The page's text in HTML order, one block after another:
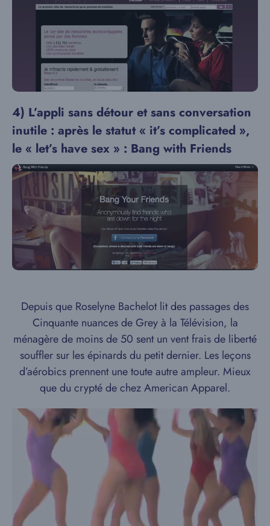
4) L’appli sans détour et sans conversation
inutile : après le statut « it’s complicated »,
le « let’s have sex » : Bang with Friends
Depuis que Roselyne Bachelot lit des passages des
Cinquante nuances de Grey à la Télévision, la
ménagère de moins de 50 sent un vent frais de liberté
souffler sur les épinards du petit dernier. Les leçons
d’aérobics prennent une toute autre ampleur. Mieux
que du crypté de chez American Apparel.